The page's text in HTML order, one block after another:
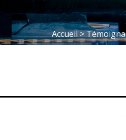
Accueil>